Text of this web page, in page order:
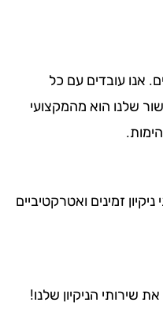
נקיונות שונים. אנו עובדים עם כל
שלנו הוא מהמקצועי
זמינים ואטרקטיביים
שירותי הניקיון שלנו!